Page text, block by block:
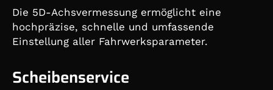
Die 5D-Achsvermessung ermöglicht eine
hochpräzise, schnelle und umfassende
Einstellung aller Fahrwerksparameter.
Scheibenservice